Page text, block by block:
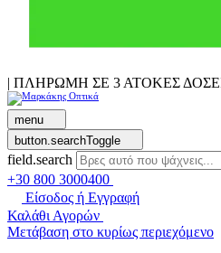
| ΠΛΗΡΩΜΗ ΣΕ 3 ΑΤΟΚΕΣ
menu
button.searchToggle
field.search
+30 800 3000400
Είσοδος ή Εγγραφή
Καλάθι Αγορών
Μετάβαση στο κυρίως περιεχόμενο